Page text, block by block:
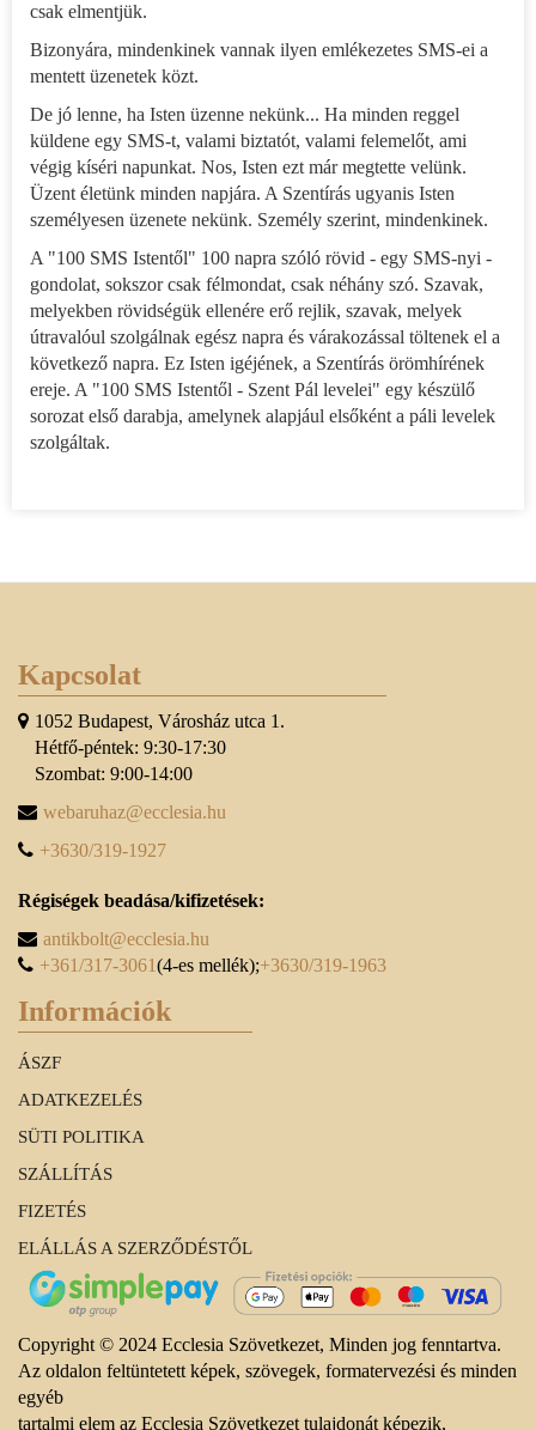
csak elmentjük.
Bizonyára, mindenkinek vannak ilyen emlékezetes SMS-ei a
mentett üzenetek közt.
De jó lenne, ha Isten üzenne nekünk... Ha minden reggel
küldene egy SMS-t, valami biztatót, valami felemelőt, ami
végig kíséri napunkat. Nos, Isten ezt már megtette velünk.
Üzent életünk minden napjára. A Szentírás ugyanis Isten
személyesen üzenete nekünk. Személy szerint, mindenkinek.
A "100 SMS Istentől" 100 napra szóló rövid - egy SMS-nyi -
gondolat, sokszor csak félmondat, csak néhány szó. Szavak,
melyekben rövidségük ellenére erő rejlik, szavak, melyek
útravalóul szolgálnak egész napra és várakozással töltenek el a
következő napra. Ez Isten igéjének, a Szentírás örömhírének
ereje. A "100 SMS Istentől - Szent Pál levelei" egy készülő
sorozat első darabja, amelynek alapjául elsőként a páli levelek
szolgáltak.
Kapcsolat
1052 Budapest, Városház utca 1.
Hétfő-péntek: 9:30-17:30
Szombat: 9:00-14:00
webaruhaz@ecclesia.hu
+3630/319-1927
Régiségek beadása/kifizetések:
antikbolt@ecclesia.hu
+361/317-3061(4-es mellék);+3630/319-1963
Információk
ÁSZF
ADATKEZELÉS
SÜTI POLITIKA
SZÁLLÍTÁS
FIZETÉS
ELÁLLÁS A SZERZŐDÉSTŐL
Copyright © 2024 Ecclesia Szövetkezet, Minden jog fenntartva.
Az oldalon feltüntetett képek, szövegek, formatervezési és minden
egyéb
tartalmi elem az Ecclesia Szövetkezet tulajdonát képezik,